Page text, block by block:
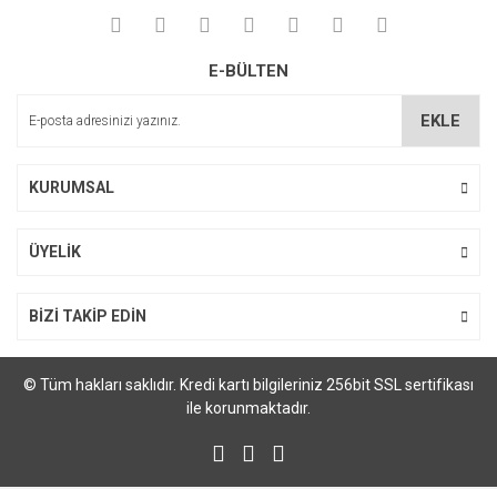
E-BÜLTEN
EKLE
KURUMSAL
ÜYELİK
BİZİ TAKİP EDİN
© Tüm hakları saklıdır. Kredi kartı bilgileriniz 256bit SSL sertifikası
ile korunmaktadır.